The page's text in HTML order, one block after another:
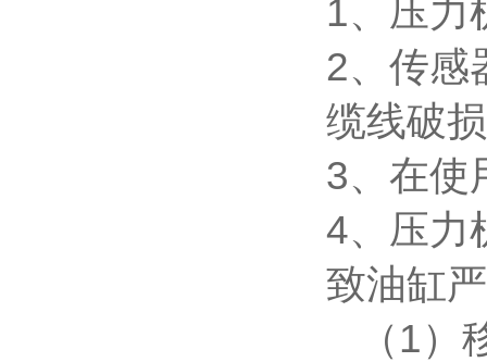
1、压力
2、传感
缆线破
3、在使
4、压力
致油缸
（1）